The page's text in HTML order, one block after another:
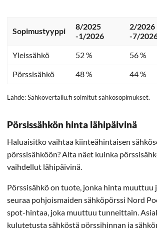
Sopimustyyppi
8/2025
-1/2026
2/2026
-7/
Yleissähkö 52 %
56 %
Pörssisähkö
48 % 44 %
Lähde: Sähkövertailu.fi solmitut sähkösopimukset.
Pörsissähkön hinta lähipäivinä
Haluaisitko vaihtaa kiinteähintaisen
pörssisähköön? Alta näet kuinka
vaihdellut lähipäivinä.
Pörssisähkö on tuote, jonka hinta muuttuu
seuraa pohjoismaiden sähköpörssi Nord
spot-hintaa, joka muuttuu tunneittain.
kulutetusta sähköstä pörssihinnan ja